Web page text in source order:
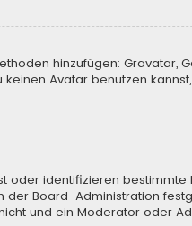
hinzufügen: Gravatar,
Avatar benutzen
oder identifizieren
Board-Administration
und ein Moderator oder